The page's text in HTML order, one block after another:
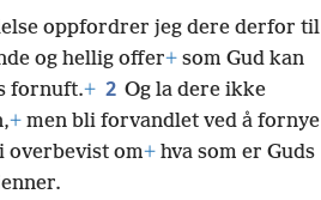
oppfordrer jeg dere derfor til
og hellig offer+ som Gud kan
fornuft.+ 2 Og la dere ikke
+ men bli forvandlet ved å fornye
overbevist om+ hva som er Guds